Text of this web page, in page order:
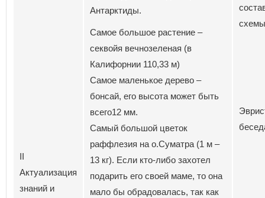
II
Актуализация
знаний и
Антарктиды.
Самое большое растение –
секвойя вечнозеленая (в
Калифорнии 110,33 м)
Самое маленькое дерево –
бонсай, его высота может быть
всего12 мм.
Самый большой цветок
раффлезия на о.Суматра (1 м –
13 кг). Если кто-либо захотел
подарить его своей маме, то она
мало бы обрадовалась, так как
схемы